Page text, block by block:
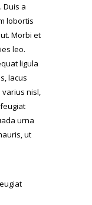
Duis a
lobortis
Morbi et
leo.
ligula
lacus
varius nisl,
urna
ut